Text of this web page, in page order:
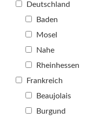
Deutschland
Baden
Mosel
Nahe
Rheinhessen
Frankreich
Beaujolais
Burgund